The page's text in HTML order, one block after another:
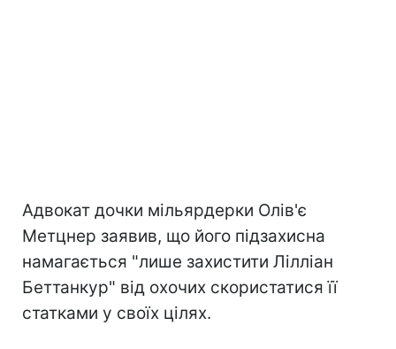
Адвокат дочки мільярдерки Олів'є
Метцнер заявив, що його підзахисна
намагається "лише захистити Лілліан
Беттанкур" від охочих скористатися її
статками у своїх цілях.